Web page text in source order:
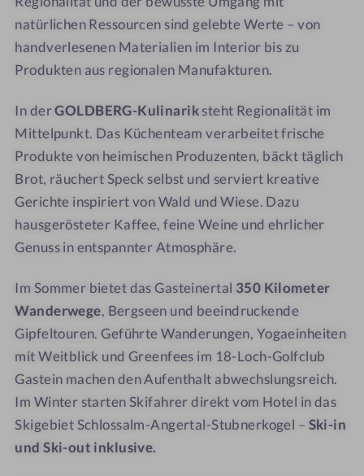
natürlichen Ressourcen sind gelebte Werte – von
handverlesenen Materialien im Interior bis zu
Produkten aus regionalen Manufakturen.
In derGOLDBERG-Kulinariksteht Regionalität im
Mittelpunkt. Das Küchenteam verarbeitet frische
Produkte von heimischen Produzenten, bäckt täglich
Brot, räuchert Speck selbst und serviert kreative
Gerichte inspiriert von Wald und Wiese. Dazu
hausgerösteter Kaffee, feine Weine und ehrlicher
Genuss in entspannter Atmosphäre.
Im Sommer bietet das Gasteinertal 350 Kilometer
Wanderwege, Bergseen und beeindruckende
Gipfeltouren. Geführte Wanderungen, Yogaeinheiten
mit Weitblick und Greenfees im 18-Loch-Golfclub
Gastein machen den Aufenthalt abwechslungsreich.
Im Winter starten Skifahrer direkt vom Hotel in das
Skigebiet Schlossalm-Angertal-Stubnerkogel – Ski-in
und Ski-out inklusive.